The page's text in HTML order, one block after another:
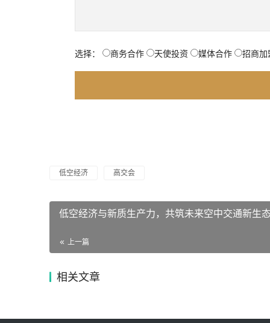
选择： 商务合作 天使投资 媒体合作 招商加
低空经济 高交会
低空经济与新质生产力，共筑未来空中交通新生
上一篇
相关文章